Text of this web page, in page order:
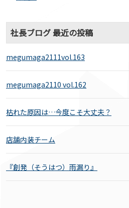
社長ブログ 最近の投稿
megumaga2111vol.163
megumaga2110 vol.162
枯れた原因は…今度こそ大丈夫？
店舗内装チーム
『創発（そうはつ）雨漏り』